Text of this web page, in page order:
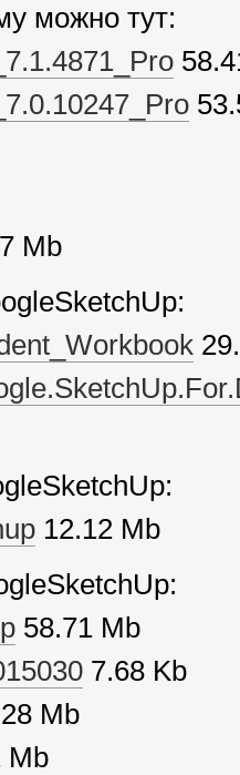
можно тут:
Mb
12.12 Mb
58.71 Mb
7.68 Kb
Mb
Mb